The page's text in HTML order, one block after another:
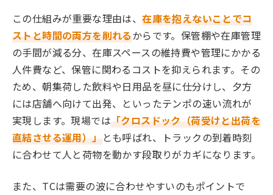
この仕組みが重要な理由は、在庫を抱えないことでコ
ストと時間の両方を削れるからです。保管棚や在庫管理
の手間が減る分、在庫スペースの維持費や管理にかかる
人件費など、保管に関わるコストを抑えられます。その
ため、朝集荷した飲料や日用品を昼に仕分けし、夕方
には店舗へ向けて出発、といったテンポの速い流れが
実現します。現場では「クロスドック（荷受けと出荷を
直結させる運用）」とも呼ばれ、トラックの到着時刻
に合わせて人と荷物を動かす段取りがカギになります。
また、TCは需要の波に合わせやすいのもポイントで